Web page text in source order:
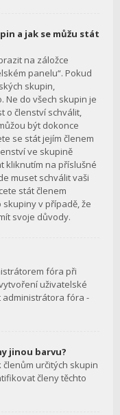
a jak se můžu stát
na záložce
panelu“. Pokud
skupin,
Ne do všech skupin je
o členství schválit,
být dokonce
se stát jejím členem
ve skupině
kliknutím na příslušné
muset schválit vaši
stát členem
v případě, že
svoje důvody.
fóra při
uživatelské
administrátora fóra -
jinou barvu?
určitých skupin
členy těchto